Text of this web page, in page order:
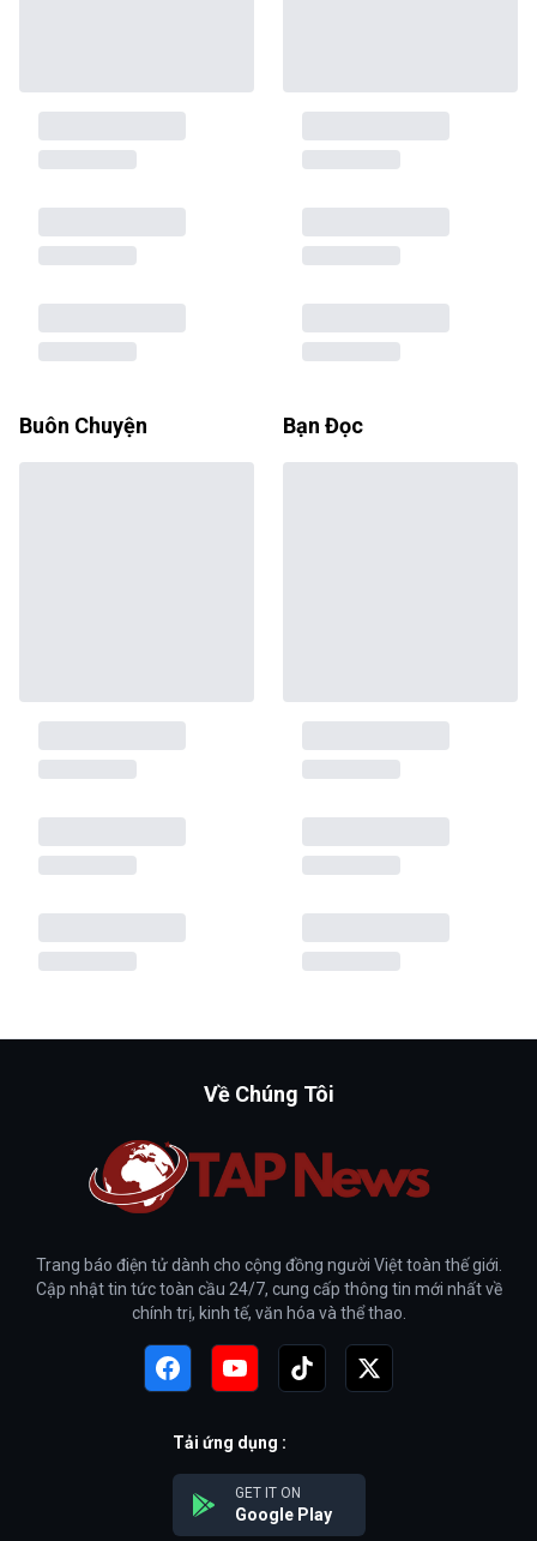
Buôn Chuyện Bạn Đọc
Về Chúng Tôi
Trang báo điện tử dành cho cộng đồng người Việt toàn thế giới.
Cập nhật tin tức toàn cầu 24/7, cung cấp thông tin mới nhất về
chính trị, kinh tế, văn hóa và thể thao.
Tải ứng dụng :
GET IT ON
Google Play